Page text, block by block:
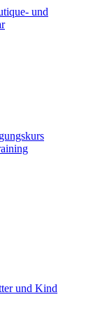
und
und Kind